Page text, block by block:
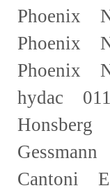
Phoenix
Phoenix
Phoenix
hydac
Honsberg
Cantoni